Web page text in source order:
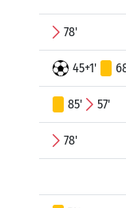
78'
45+1'
85' 57'
78'